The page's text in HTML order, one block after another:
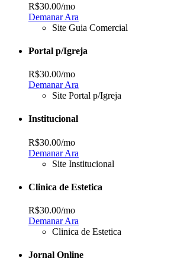
R$30.00/mo
Demanar Ara
Site Guia Comercial
Portal p/Igreja
R$30.00/mo
Demanar Ara
Site Portal p/Igreja
Institucional
R$30.00/mo
Demanar Ara
Site Institucional
Clinica de Estetica
R$30.00/mo
Demanar Ara
Clinica de Estetica
Jornal Online